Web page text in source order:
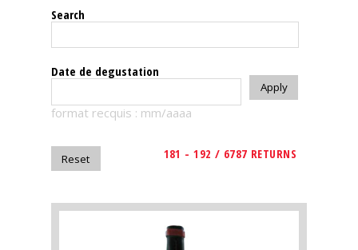
Tasting
reviews
The
magazine
Magazine
Search
Date de degustation
format recquis : mm/aaaa
181 - 192 / 6787 RETURNS